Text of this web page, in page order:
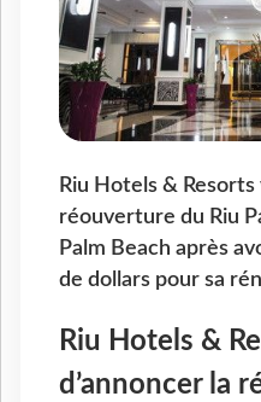
Riu Hotels &
réouverture du Riu
Palm Beach après
de dollars pour sa
Riu Hotels &
d’annoncer la